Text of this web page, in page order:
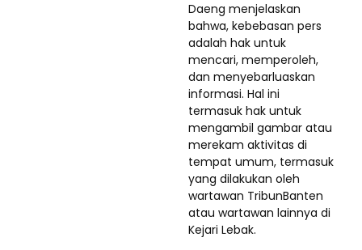
Daeng menjelaskan
bahwa, kebebasan pers
adalah hak untuk
mencari, memperoleh,
dan menyebarluaskan
informasi. Hal ini
termasuk hak untuk
mengambil gambar atau
merekam aktivitas di
tempat umum, termasuk
yang dilakukan oleh
wartawan TribunBanten
atau wartawan lainnya di
Kejari Lebak.